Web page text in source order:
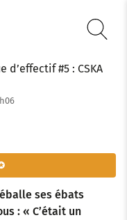
d’effectif #5 : CSKA
ses ébats
: « C’était un